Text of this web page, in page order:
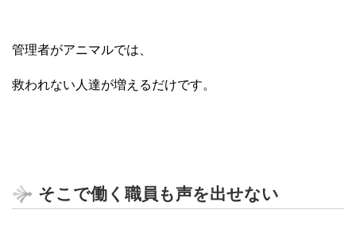
管理者がアニマルでは、
救われない人達が増えるだけです。
そこで働く職員も声を出せない